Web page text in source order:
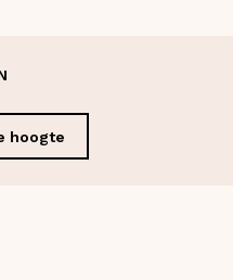
hoogte